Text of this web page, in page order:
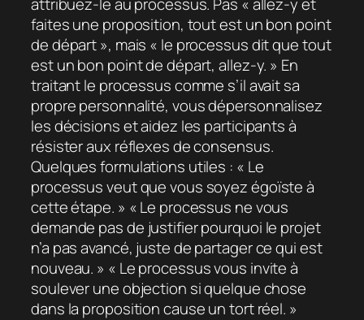
faites une proposition, tout est un bon point
de départ », mais « le processus dit que tout
est un bon point de départ, allez-y. » En
traitant le processus comme s’il avait sa
propre personnalité, vous dépersonnalisez
les décisions et aidez les participants à
résister aux réflexes de consensus.
Quelques formulations utiles : « Le
processus veut que vous soyez égoïste à
cette étape. » « Le processus ne vous
demande pas de justifier pourquoi le projet
n’a pas avancé, juste de partager ce qui est
nouveau. » « Le processus vous invite à
soulever une objection si quelque chose
dans la proposition cause un tort réel. »